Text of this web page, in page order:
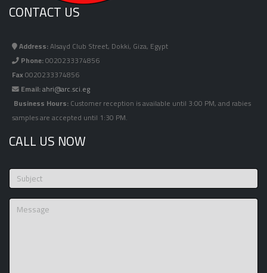
CONTACT US
Address:Alsayd Club Street, Dokki, Giza, Egypt
Phone:0020233374856
Fax0020233374856
Email:ahri@arc.sci.eg
Business Hours:Customer reception is available until 3:00 PM, and rabies
samples are accepted until 1:30 PM.
CALL US NOW